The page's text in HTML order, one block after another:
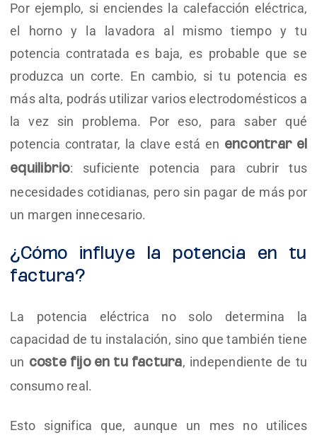
Por ejemplo, si enciendes la calefacción eléctrica,
el horno y la lavadora al mismo tiempo y tu
potencia contratada es baja, es probable que se
produzca un corte. En cambio, si tu potencia es
más alta, podrás utilizar varios electrodomésticos a
la vez sin problema. Por eso, para saber qué
potencia contratar, la clave está en encontrar el
equilibrio: suficiente potencia para cubrir tus
necesidades cotidianas, pero sin pagar de más por
un margen innecesario.
¿Cómo influye la potencia en tu
factura?
La potencia eléctrica no solo determina la
capacidad de tu instalación, sino que también tiene
un coste fijo en tu factura, independiente de tu
consumo real.
Esto significa que, aunque un mes no utilices